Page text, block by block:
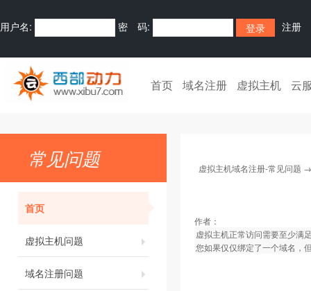
用户名: 密 码: 注册
首页 域名注册 虚拟主机 云
常见问题
首页
虚拟主机问题
域名注册问题
虚拟主机域名注册-常见问题
作者：
虚拟主机正常访问需要至少满
您如果仅仅绑定了一个域名，